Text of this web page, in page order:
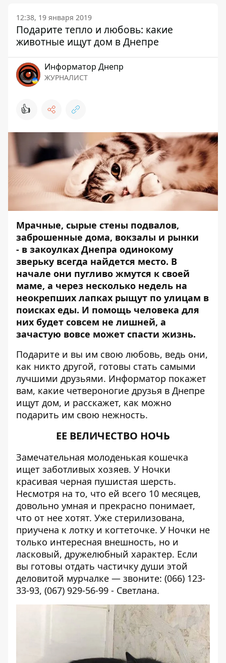
12:38, 19 января 2019
Подарите тепло и любовь: какие
животные ищут дом в Днепре
Информатор Днепр
ЖУРНАЛИСТ
👍
Мрачные, сырые стены подвалов,
заброшенные дома, вокзалы и рынки
- в закоулках Днепра одинокому
зверьку всегда найдется место. В
начале они пугливо жмутся к своей
маме, а через несколько недель на
неокрепших лапках рыщут по улицам в
поисках еды. И помощь человека для
них будет совсем не лишней, а
зачастую вовсе может спасти жизнь.
Подарите и вы им свою любовь, ведь они,
как никто другой, готовы стать самыми
лучшими друзьями. Информатор покажет
вам, какие четвероногие друзья в Днепре
ищут дом, и расскажет, как можно
подарить им свою нежность.
ЕЕ ВЕЛИЧЕСТВО НОЧЬ
Замечательная молоденькая кошечка
ищет заботливых хозяев. У Ночки
красивая черная пушистая шерсть.
Несмотря на то, что ей всего 10 месяцев,
довольно умная и прекрасно понимает,
что от нее хотят. Уже стерилизована,
приучена к лотку и когтеточке. У Ночки не
только интересная внешность, но и
ласковый, дружелюбный характер. Если
вы готовы отдать частичку души этой
деловитой мурчалке — звоните: (066) 123-
33-93, (067) 929-56-99 - Светлана.